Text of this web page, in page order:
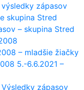
výsledky zápasov
skupina Stred
– skupina Stred
– mladšie žiačky
5.-6.6.2021 –
Výsledky zápasov